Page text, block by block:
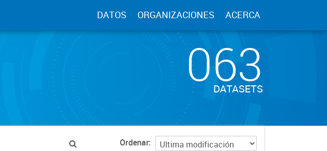
DATOS ORGANIZACIONES ACERCA
063
DATASETS
Ordenar